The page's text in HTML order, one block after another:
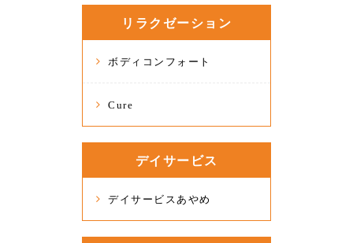
リラクゼーション
ボディコンフォート
Cure
デイサービス
デイサービスあやめ